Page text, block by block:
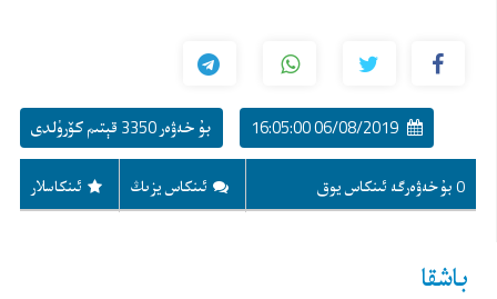
بۇ خەۋەر 3350 قېتىم كۆرۈلدى 06/08/2019 16:05:00
ئىنكاسلار ئىنكاس يزىڭ 0 بۇ خەۋەرگە ئىنكاس يوق
باشقا